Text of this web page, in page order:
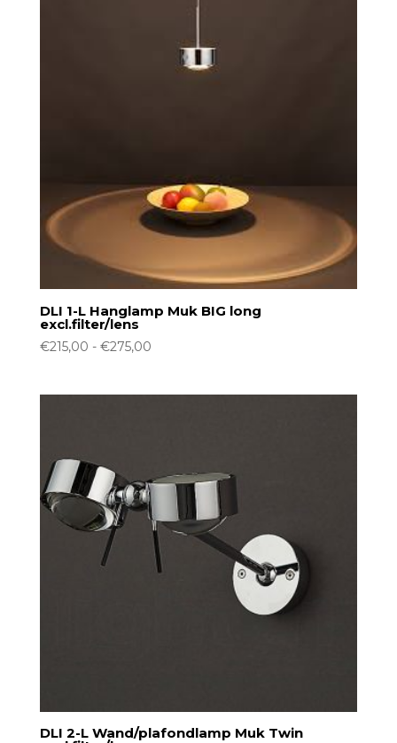
DLI 1-L Hanglamp Muk BIG long
excl.filter/lens
€215,00 - €275,00Prijsklasse:
DLI 2-L Wand/plafondlamp Muk Twin